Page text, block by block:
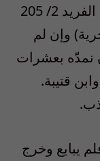
المرجع التالي. (إبن عبد ربه – العقد الفريد 2/ 205
الأزهرية ، سنة 1321هجرية) وإن لم
نمدّه بعشرات
قتيبة.
يبايع وخرج